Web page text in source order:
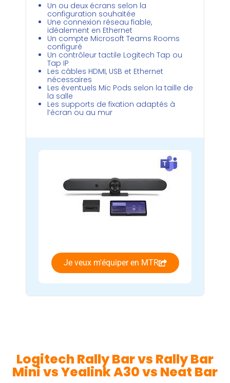
Un ou deux écrans selon la
configuration souhaitée
Une connexion réseau fiable,
idéalement en Ethernet
Un compte Microsoft Teams Rooms
configuré
Un contrôleur tactile Logitech Tap ou
Tap IP
Les câbles HDMI, USB et Ethernet
nécessaires
Les éventuels Mic Pods selon la taille de
la salle
Les supports de fixation adaptés à
l’écran ou au mur
Je veux m'équiper en MTR
Logitech Rally Bar vs Rally Bar
Mini vs Yealink A30 vs Neat Bar